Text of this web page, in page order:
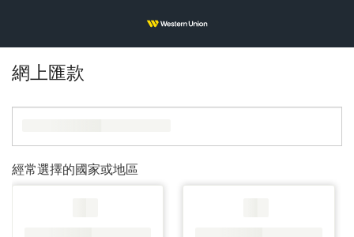
網上匯款
經常選擇的國家或地區